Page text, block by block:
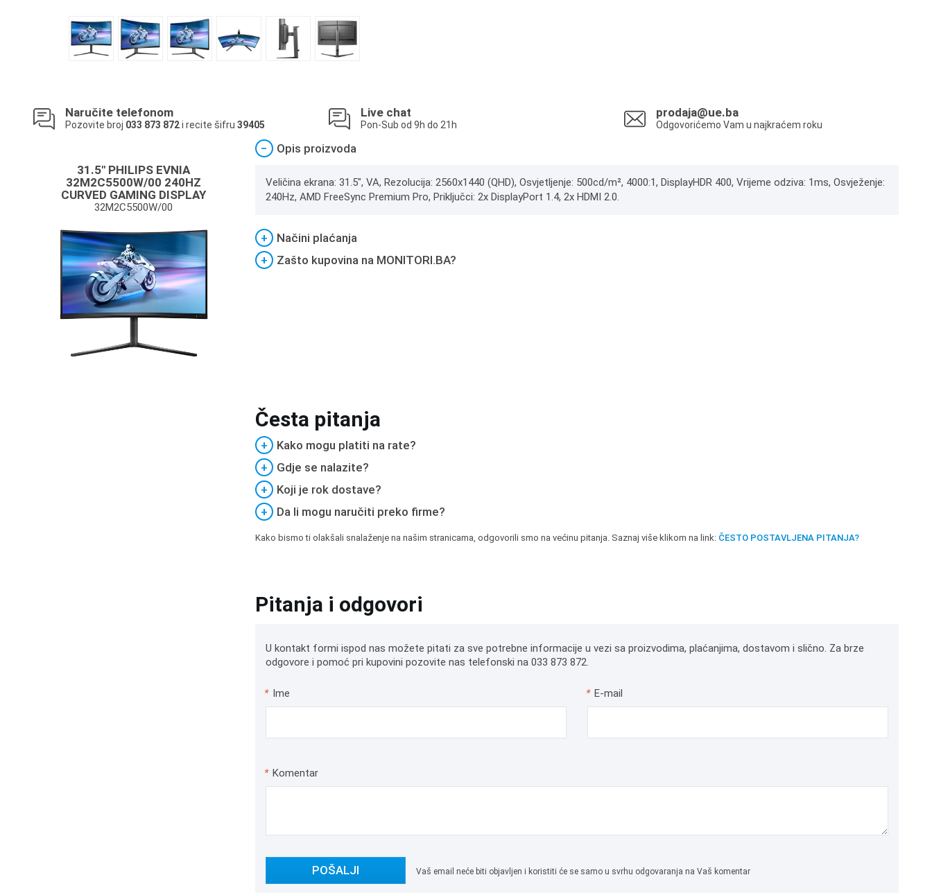
Naručite telefonom
Pozovite broj 033 873 872i recite šifru 39405
Live chat
Pon-Sub od 9h do 21h
prodaja@ue.ba
Odgovorićemo Vam u najkraćem roku
31.5" PHILIPS EVNIA
32M2C5500W/00 240HZ
CURVED GAMING DISPLAY
32M2C5500W/00
− Opis proizvoda
Veličina ekrana: 31.5", VA, Rezolucija: 2560x1440 (QHD), Osvjetljenje: 500cd/m², 4000:1, DisplayHDR 400, Vrijeme odziva: 1ms, Osvježenje:
240Hz, AMD FreeSync Premium Pro, Priključci: 2x DisplayPort 1.4, 2x HDMI 2.0.
+
Načini plaćanja
+
Zašto kupovina na MONITORI.BA?
Česta pitanja
+
Kako mogu platiti na rate?
+
Gdje se nalazite?
+
Koji je rok dostave?
+
Da li mogu naručiti preko firme?
Kako bismo ti olakšali snalaženje na našim stranicama, odgovorili smo na većinu pitanja. Saznaj više klikom na link: ČESTO POSTAVLJENA PITANJA?
Pitanja i odgovori
U kontakt formi ispod nas možete pitati za sve potrebne informacije u vezi sa proizvodima, plaćanjima, dostavom i slično. Za brze
odgovore i pomoć pri kupovini pozovite nas telefonski na 033 873 872.
* Ime * E-mail
* Komentar
POŠALJI Vaš email neće biti objavljen i koristiti će se samo u svrhu odgovaranja na Vaš komentar